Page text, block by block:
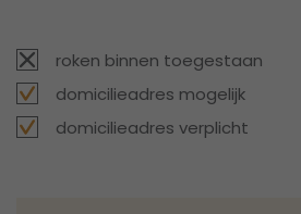
roken binnen toegestaan
domicilieadres mogelijk
domicilieadres verplicht